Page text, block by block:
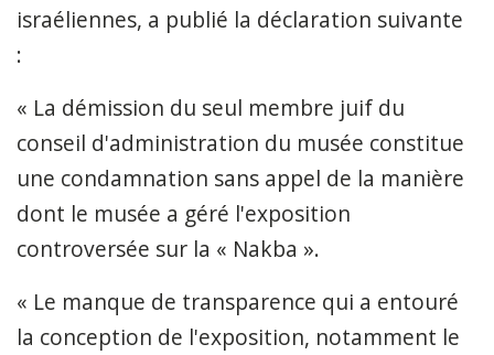
israéliennes, a publié la déclaration suivante
:
« La démission du seul membre juif du
conseil d'administration du musée constitue
une condamnation sans appel de la manière
dont le musée a géré l'exposition
controversée sur la « Nakba ».
« Le manque de transparence qui a entouré
la conception de l'exposition, notamment le